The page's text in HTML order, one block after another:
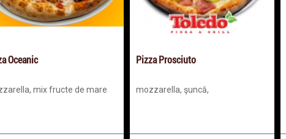
Oceanic
mix fructe de mare
Pizza Prosciuto
mozzarella, şuncă,